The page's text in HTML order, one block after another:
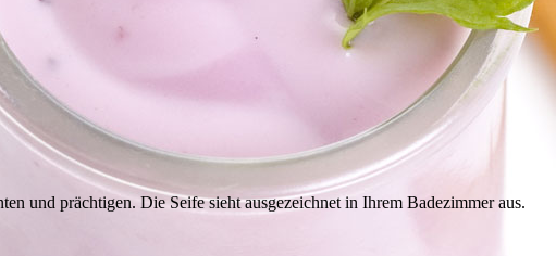
und prächtigen. Die Seife sieht ausgezeichnet in Ihrem Badezimmer aus.